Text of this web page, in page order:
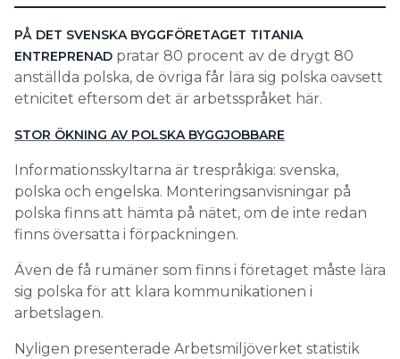
PÅ DET SVENSKA BYGGFÖRETAGET TITANIA
ENTREPRENAD pratar 80 procent av de drygt 80
anställda polska, de övriga får lära sig polska oavsett
etnicitet eftersom det är arbetsspråket här.
STOR ÖKNING AV POLSKA BYGGJOBBARE
Informationsskyltarna är trespråkiga: svenska,
polska och engelska. Monteringsanvisningar på
polska finns att hämta på nätet, om de inte redan
finns översatta i förpackningen.
Även de få rumäner som finns i företaget måste lära
sig polska för att klara kommunikationen i
arbetslagen.
Nyligen presenterade Arbetsmiljöverket statistik